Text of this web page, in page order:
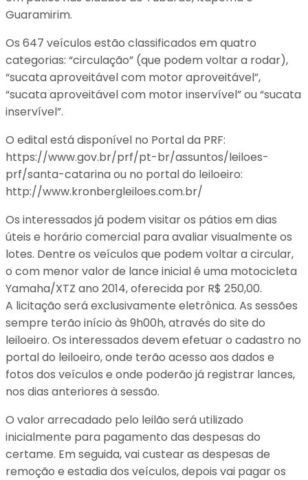
Guaramirim.
Os 647 veículos estão classificados em quatro
categorias: “circulação” (que podem voltar a rodar),
“sucata aproveitável com motor aproveitável”,
“sucata aproveitável com motor inservível” ou “sucata
inservível”.
O edital está disponível no Portal da PRF:
https://www.gov.br/prf/pt-br/assuntos/leiloes-
prf/santa-catarina ou no portal do leiloeiro:
http://www.kronbergleiloes.com.br/
Os interessados já podem visitar os pátios em dias
úteis e horário comercial para avaliar visualmente os
lotes. Dentre os veículos que podem voltar a circular,
o com menor valor de lance inicial é uma motocicleta
Yamaha/XTZ ano 2014, oferecida por R$ 250,00.
A licitação será exclusivamente eletrônica. As sessões
sempre terão início às 9h00h, através do site do
leiloeiro. Os interessados devem efetuar o cadastro no
portal do leiloeiro, onde terão acesso aos dados e
fotos dos veículos e onde poderão já registrar lances,
nos dias anteriores à sessão.
O valor arrecadado pelo leilão será utilizado
inicialmente para pagamento das despesas do
certame. Em seguida, vai custear as despesas de
remoção e estadia dos veículos, depois vai pagar os